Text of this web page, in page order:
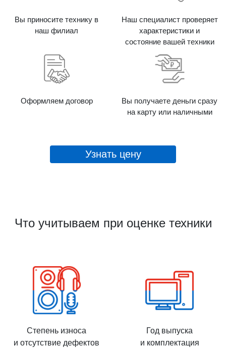
Вы приносите технику в
наш филиал
Наш специалист проверяет
характеристики и
состояние вашей техники
Оформляем договор
Вы получаете деньги сразу
на карту или наличными
Узнать цену
Что учитываем при оценке техники
Степень износа
и отсутствие дефектов
Год выпуска
и комплектация